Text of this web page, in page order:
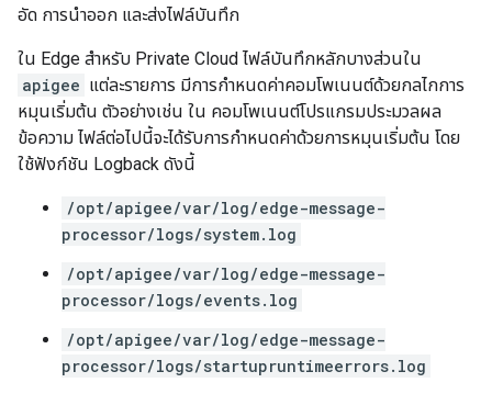
อัด การนำออก และส่งไฟล์บันทึก
ใน Edge สำหรับ Private Cloud ไฟล์บันทึกหลักบางส่วนใน
apigee แต่ละรายการ มีการกำหนดค่าคอมโพเนนต์ด้วยกลไกการ
หมุนเริ่มต้น ตัวอย่างเช่น ใน คอมโพเนนต์โปรแกรมประมวลผล
ข้อความ ไฟล์ต่อไปนี้จะได้รับการกำหนดค่าด้วยการหมุนเริ่มต้น โดย
ใช้ฟังก์ชัน Logback ดังนี้
/opt/apigee/var/log/edge-message-
processor/logs/system.log
/opt/apigee/var/log/edge-message-
processor/logs/events.log
/opt/apigee/var/log/edge-message-
processor/logs/startupruntimeerrors.log